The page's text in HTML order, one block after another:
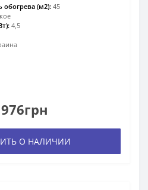
(м2):45
4,5
О НАЛИЧИИ